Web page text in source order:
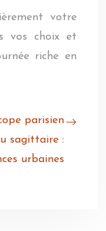
votre
vos choix et
riche en
parisien
sagittaire :
urbaines